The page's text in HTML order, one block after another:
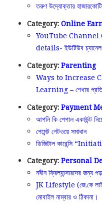
তরুণ উদ্যোক্তার
Category: Online
YouTube
details- ইউটিউব চ্যানেল
Category: Parenting
Ways to Increase
Learning – শেখার প্রতি
Category: Payment
আপনি কি পেপাল একাউন্ট
পেমেন্ট গেটওয়ে সমাধান
ডিজিটাল কারেন্সি
Category: Personal
নবীন ফ্রিল্যান্সারদের জন্য
JK Lifestyle (জে.কে লাইফ
মোবাইল নাম্বার ও ঠিকানা।